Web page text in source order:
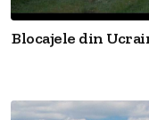
Blocajele din